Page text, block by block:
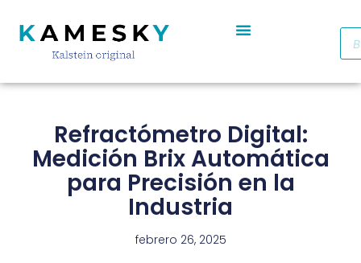
Refractómetro Digital:
Medición Brix Automática
para Precisión en la
Industria
febrero 26, 2025